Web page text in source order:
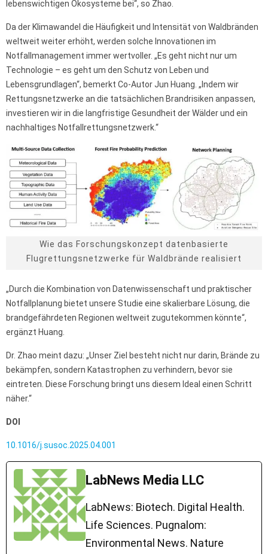
lebenswichtigen Ökosysteme bei“, so Zhao.
Da der Klimawandel die Häufigkeit und Intensität von Waldbränden
weltweit weiter erhöht, werden solche Innovationen im
Notfallmanagement immer wertvoller. „Es geht nicht nur um
Technologie – es geht um den Schutz von Leben und
Lebensgrundlagen“, bemerkt Co-Autor Jun Huang. „Indem wir
Rettungsnetzwerke an die tatsächlichen Brandrisiken anpassen,
investieren wir in die langfristige Gesundheit der Wälder und ein
nachhaltiges Notfallrettungsnetzwerk.“
Wie das Forschungskonzept datenbasierte
Flugrettungsnetzwerke für Waldbrände realisiert
„Durch die Kombination von Datenwissenschaft und praktischer
Notfallplanung bietet unsere Studie eine skalierbare Lösung, die
brandgefährdeten Regionen weltweit zugutekommen könnte“,
ergänzt Huang.
Dr. Zhao meint dazu: „Unser Ziel besteht nicht nur darin, Brände zu
bekämpfen, sondern Katastrophen zu verhindern, bevor sie
eintreten. Diese Forschung bringt uns diesem Ideal einen Schritt
näher.“
DOI
10.1016/j.susoc.2025.04.001
LabNews Media LLC
LabNews: Biotech. Digital Health.
Life Sciences. Pugnalom:
Environmental News. Nature